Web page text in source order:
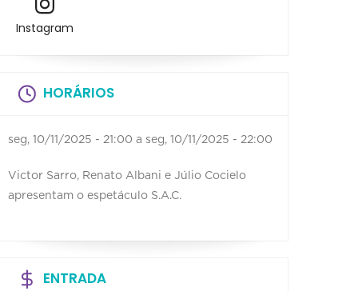
Instagram
HORÁRIOS
seg, 10/11/2025 - 21:00 a seg, 10/11/2025 - 22:00
Victor Sarro, Renato Albani e Júlio Cocielo
apresentam o espetáculo S.A.C.
ENTRADA